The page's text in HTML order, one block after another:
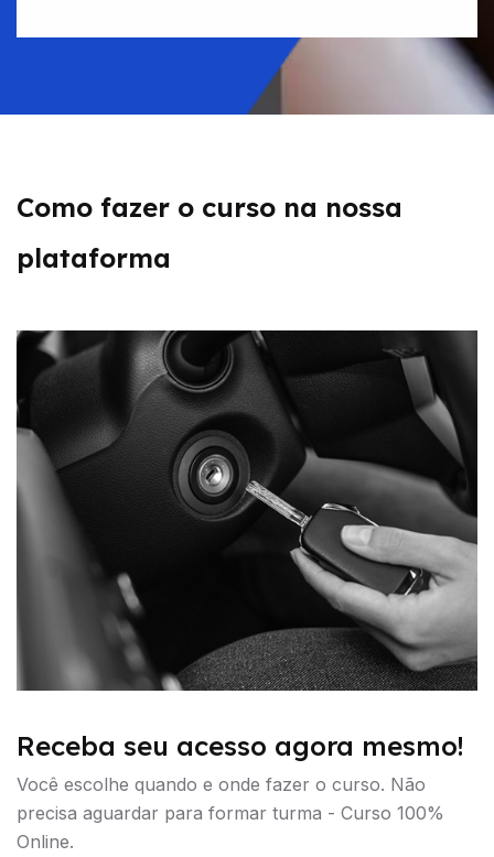
Como fazer o curso na nossa
plataforma
Receba seu acesso agora mesmo!
Você escolhe quando e onde fazer o curso. Não
precisa aguardar para formar turma - Curso 100%
Online.